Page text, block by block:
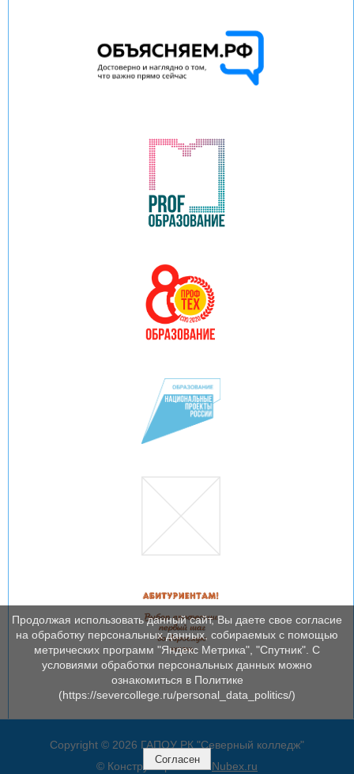
Copyright © 2026 ГАПОУ РК "Северный колледж"
© Конструктор сайтов Nubex.ru
Продолжая использовать данный сайт, Вы даете свое согласие
на обработку персональных данных, собираемых с помощью
метрических программ "Яндекс Метрика", "Спутник". С
условиями обработки персональных данных можно
ознакомиться в Политике
(https://severcollege.ru/personal_data_politics/)
Согласен